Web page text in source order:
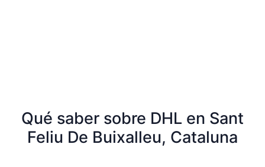
Qué saber sobre DHL en Sant
Feliu De Buixalleu, Cataluna